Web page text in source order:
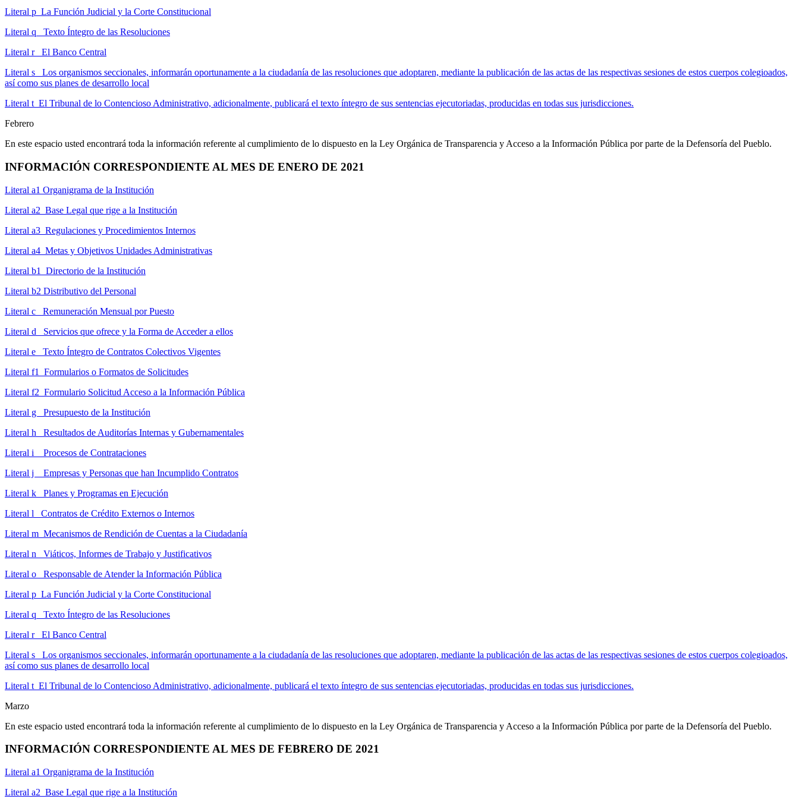
Literal p La Función Judicial y la Corte Constitucional
Literal q Texto Íntegro de las Resoluciones
Literal r El Banco Central
Literal s Los organismos seccionales, informarán oportunamente a la ciudadanía de las resoluciones que adoptaren, mediante la publicación de las actas de las respectivas sesiones de estos cuerpos colegioados,
así como sus planes de desarrollo local
Literal t El Tribunal de lo Contencioso Administrativo, adicionalmente, publicará el texto íntegro de sus sentencias ejecutoriadas, producidas en todas sus jurisdicciones.
Febrero
En este espacio usted encontrará toda la información referente al cumplimiento de lo dispuesto en la Ley Orgánica de Transparencia y Acceso a la Información Pública por parte de la Defensoría del Pueblo.
INFORMACIÓN CORRESPONDIENTE AL MES DE ENERO DE 2021
Literal a1 Organigrama de la Institución
Literal a2 Base Legal que rige a la Institución
Literal a3 Regulaciones y Procedimientos Internos
Literal a4 Metas y Objetivos Unidades Administrativas
Literal b1 Directorio de la Institución
Literal b2 Distributivo del Personal
Literal c Remuneración Mensual por Puesto
Literal d Servicios que ofrece y la Forma de Acceder a ellos
Literal e Texto Íntegro de Contratos Colectivos Vigentes
Literal f1 Formularios o Formatos de Solicitudes
Literal f2 Formulario Solicitud Acceso a la Información Pública
Literal g Presupuesto de la Institución
Literal h Resultados de Auditorías Internas y Gubernamentales
Literal i Procesos de Contrataciones
Literal j Empresas y Personas que han Incumplido Contratos
Literal k Planes y Programas en Ejecución
Literal l Contratos de Crédito Externos o Internos
Literal m Mecanismos de Rendición de Cuentas a la Ciudadanía
Literal n Viáticos, Informes de Trabajo y Justificativos
Literal o Responsable de Atender la Información Pública
Literal p La Función Judicial y la Corte Constitucional
Literal q Texto Íntegro de las Resoluciones
Literal r El Banco Central
Literal s Los organismos seccionales, informarán oportunamente a la ciudadanía de las resoluciones que adoptaren, mediante la publicación de las actas de las respectivas sesiones de estos cuerpos colegioados,
así como sus planes de desarrollo local
Literal t El Tribunal de lo Contencioso Administrativo, adicionalmente, publicará el texto íntegro de sus sentencias ejecutoriadas, producidas en todas sus jurisdicciones.
Marzo
En este espacio usted encontrará toda la información referente al cumplimiento de lo dispuesto en la Ley Orgánica de Transparencia y Acceso a la Información Pública por parte de la Defensoría del Pueblo.
INFORMACIÓN CORRESPONDIENTE AL MES DE FEBRERO DE 2021
Literal a1 Organigrama de la Institución
Literal a2 Base Legal que rige a la Institución